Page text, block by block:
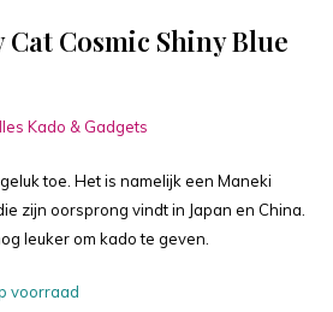
Cosmic Shiny Blue
Kado & Gadgets
toe. Het is namelijk een Maneki
zijn oorsprong vindt in Japan en China.
leuker om kado te geven.
voorraad